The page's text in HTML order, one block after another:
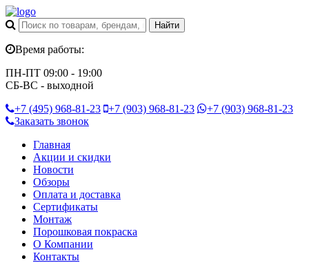
Время работы:
ПН-ПТ 09:00 - 19:00
СБ-ВС - выходной
+7 (495) 968-81-23 +7 (903) 968-81-23 +7 (903) 968-81-23
Заказать звонок
Главная
Акции и скидки
Новости
Обзоры
Оплата и доставка
Сертификаты
Монтаж
Порошковая покраска
О Компании
Контакты